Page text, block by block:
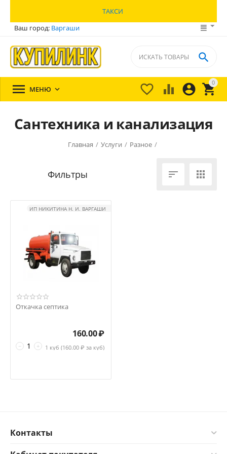
ТАКСИ
Ваш город: Варгаши
0


 

 МЕНЮ 
Сантехника и канализация
Главная / Услуги / Разное /
 
ИП НИКИТИНА Н. И. ВАРГАШИ
Откачка септика
+
−
160.00₽
1 куб (160.00 ₽ за куб)
Контакты